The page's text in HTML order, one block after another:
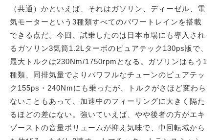
（共通）かといえば、それはガソリン、ディーゼル、電
気モーターという3種類すべてのパワートレインを搭載
できる点だ。今回、試乗したのは日本市場にも導入され
るガソリン3気筒1.2Lターボのピュアテック130ps版で、
最大トルクは230Nm/1750rpmとなる。ガソリンはもう1
種類、同排気量でよりパワフルなチューンのピュアテッ
ク155ps・240Nmにも乗ったが、トルクがさほど変わら
ないこともあって、加速中のフィーリングに大きく隔た
るほどの差はない。強いていえば、やや後者の方がエキ
ゾーストの音量ボリュームが抑え気味で、中回転域から